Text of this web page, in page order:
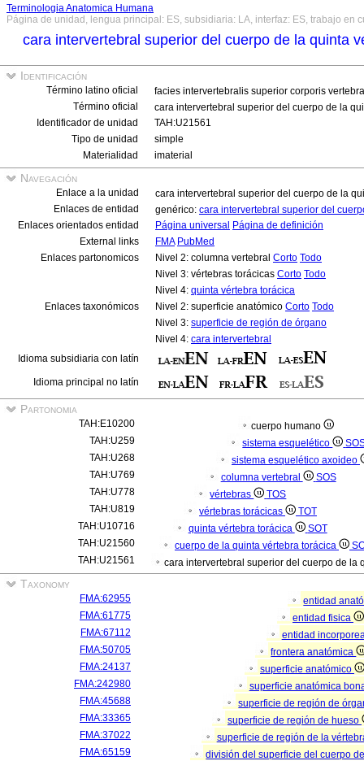
Terminologia Anatomica Humana
Página de unidad, lengua principal: ES, subsidiaria: LA, interfaz: ES, trabajo en
cara intervertebral superior del cuerpo de la quinta
Identificación
Término latino oficial
facies intervertebralis superior corporis
Término oficial
cara intervertebral superior del cuerpo de la
Identificador de unidad
TAH:U21561
Tipo de unidad
simple
Materialidad
imaterial
Navegación
Enlace a la unidad
cara intervertebral superior del cuerpo de la
Enlaces de entidad
genérico: cara intervertebral superior del
Enlaces orientados entidad
Página universal Página de definición
External links
FMA PubMed
Enlaces partonomicos
Nivel 2: columna vertebral Corto Todo
Nivel 3: vértebras torácicas Corto Todo
Nivel 4: quinta vértebra torácica
Enlaces taxonómicos
Nivel 2: superficie anatómico Corto Todo
Nivel 3: superficie de región de órgano
Nivel 4: cara intervertebral
Idioma subsidiaria con latín
Idioma principal no latín
Partonomia
TAH:E10200
cuerpo humano
TAH:U259
sistema esquelético
TAH:U268
sistema esquelético axoideo
TAH:U769
columna vertebral
SOS
TAH:U778
vértebras
TOS
TAH:U819
vértebras torácicas
TOT
TAH:U10716
quinta vértebra torácica
SOT
TAH:U21560
cuerpo de la quinta vértebra torácica
TAH:U21561
cara intervertebral superior del cuerpo de la
Taxonomy
FMA:62955
entidad
FMA:61775
entidad fisica
FMA:67112
entidad
FMA:50705
frontera anatómica
FMA:24137
superficie anatómico
FMA:242980
superficie anatómica
FMA:45688
superficie de región de
FMA:33365
superficie de región de hueso
FMA:37022
superficie de región de la
FMA:65159
división del superficie del cuerpo